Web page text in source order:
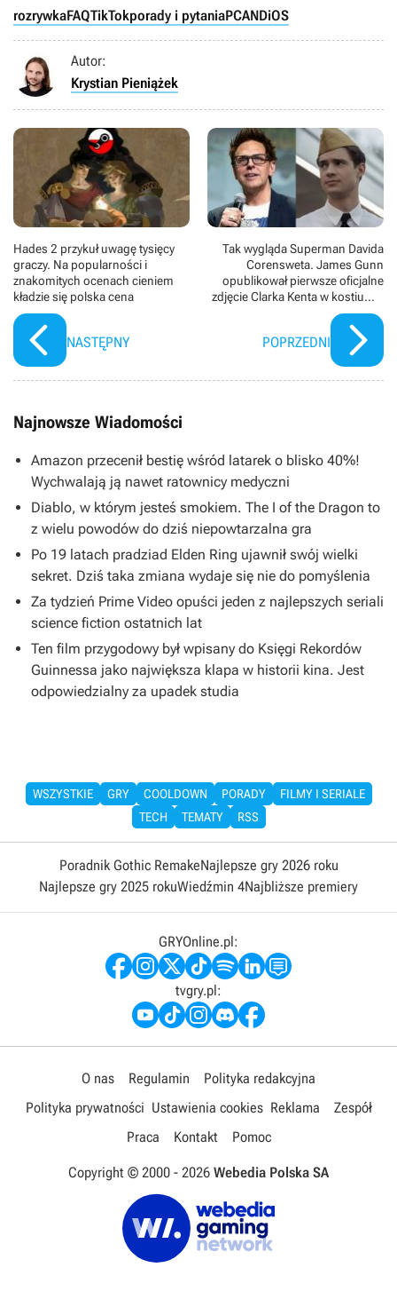
rozrywkaFAQTikTokporady i pytaniaPCANDiOS
Autor:
Krystian Pieniążek
Hades 2 przykuł uwagę tysięcy
graczy. Na popularności i
znakomitych ocenach cieniem
kładzie się polska cena
NASTĘPNY
Tak wygląda Superman Davida
Corensweta. James Gunn
opublikował pierwsze oficjalne
zdjęcie Clarka Kenta w kostiumie
superbohatera
POPRZEDNI
Najnowsze Wiadomości
Amazon przecenił bestię wśród latarek o blisko 40%!
Wychwalają ją nawet ratownicy medyczni
Diablo, w którym jesteś smokiem. The I of the Dragon to
z wielu powodów do dziś niepowtarzalna gra
Po 19 latach pradziad Elden Ring ujawnił swój wielki
sekret. Dziś taka zmiana wydaje się nie do pomyślenia
Za tydzień Prime Video opuści jeden z najlepszych seriali
science fiction ostatnich lat
Ten film przygodowy był wpisany do Księgi Rekordów
Guinnessa jako największa klapa w historii kina. Jest
odpowiedzialny za upadek studia
WSZYSTKIE GRY COOLDOWN PORADY
FILMY I SERIALE
TECH
TEMATY RSS
Poradnik Gothic RemakeNajlepsze gry 2026 roku
Najlepsze gry 2025 rokuWiedźmin 4Najbliższe premiery
GRYOnline.pl:
tvgry.pl:
O nas Regulamin
Polityka redakcyjna
Polityka prywatności Ustawienia cookies Reklama
Zespół
Praca
Kontakt Pomoc
Copyright © 2000 - 2026 Webedia Polska SA